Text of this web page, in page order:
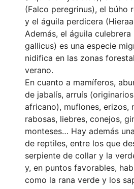
(Falco peregrinus), el búho
y el águila perdicera
Además, el águila
gallicus) es una especie
nidifica en las zonas
verano.
En cuanto a mamíferos,
de jabalís, arruís
africano), muflones, erizos,
rabosas, liebres, conejos,
monteses… Hay además
de reptiles, entre los que
serpiente de collar y la
y, en puntos favorables,
como la rana verde y los